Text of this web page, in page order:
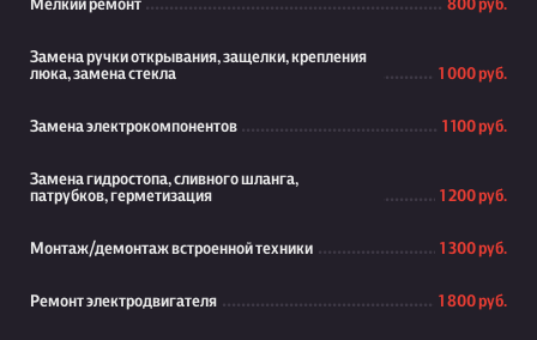
Мелкий ремонт 800 руб.
Замена ручки открывания, защелки, крепления
люка, замена стекла
1 000 руб.
Замена электрокомпонентов 1 100 руб.
Замена гидростопа, сливного шланга,
патрубков, герметизация
1 200 руб.
Монтаж/демонтаж встроенной техники 1 300 руб.
Ремонт электродвигателя 1 800 руб.